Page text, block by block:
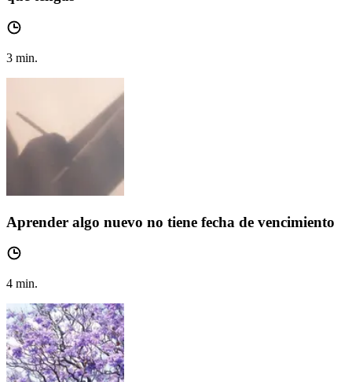
3 min.
Aprender algo nuevo no tiene fecha de vencimiento
4 min.